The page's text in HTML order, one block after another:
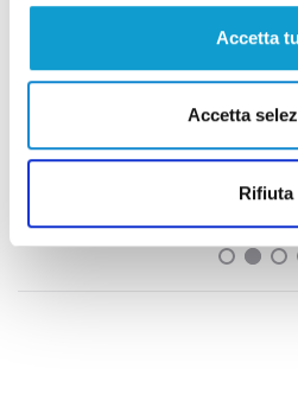
Accetta
Accetta
Rifiuta
Coppa Italia Serie C -
per il derby tra Pescara e
di Pierluigi Dorotei